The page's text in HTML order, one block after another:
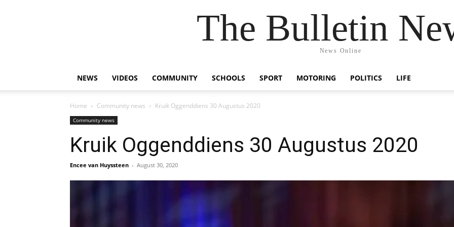
The Bulletin
News Online
NEWS VIDEOS COMMUNITY SCHOOLS SPORT MOTORING POLITICS LIFE
Home Community news Kruik Oggenddiens 30 Augustus 2020
Community news
Kruik Oggenddiens 30 Augustus 2020
Encee van Huyssteen - August 30, 2020